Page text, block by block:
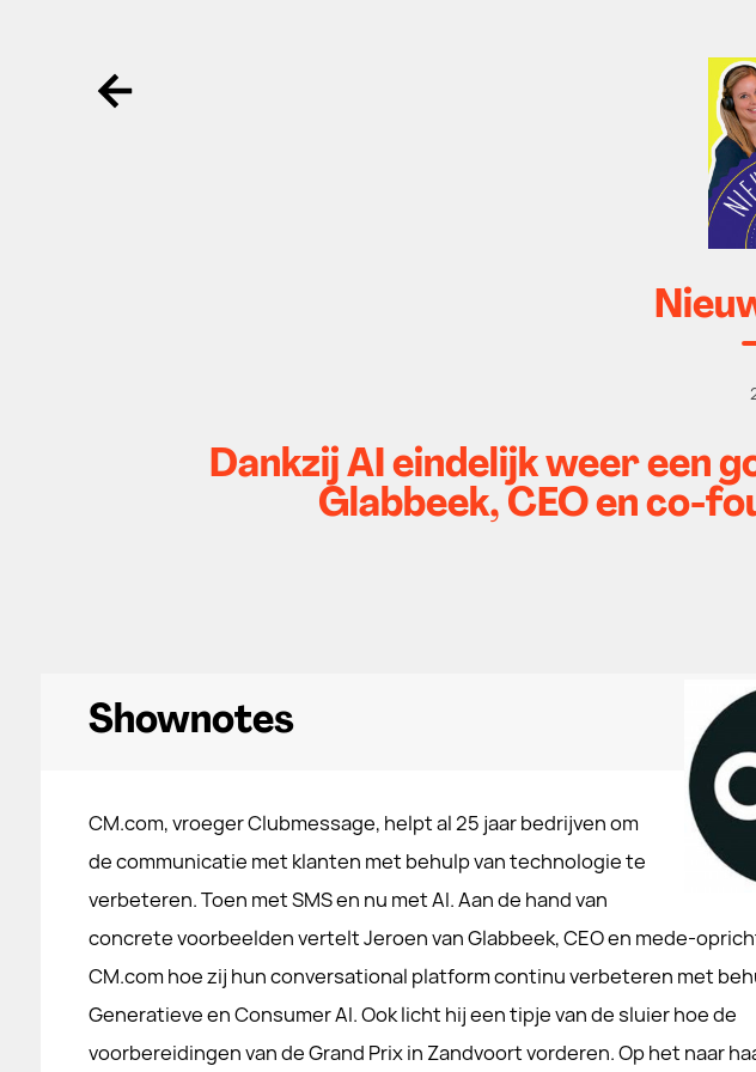
Ga terug
Dankzij AI eindelijk weer een
Glabbeek, CEO en co-
Shownotes
CM.com, vroeger Clubmessage, helpt al 25 jaar bedrijven om
de communicatie met klanten met behulp van technologie te
verbeteren. Toen met SMS en nu met AI. Aan de hand van
concrete voorbeelden vertelt Jeroen van Glabbeek, CEO en mede-
CM.com hoe zij hun conversational platform continu verbeteren met
Generatieve en Consumer AI. Ook licht hij een tipje van de sluier hoe de
voorbereidingen van de Grand Prix in Zandvoort vorderen. Op het naar